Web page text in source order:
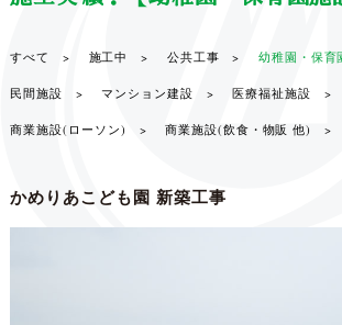
すべて > 施工中 > 公共工事 > 幼稚園・保
民間施設 > マンション建設 > 医療福祉施設 >
商業施設(ローソン) > 商業施設(飲食・物販 他) >
かめりあこども園 新築工事